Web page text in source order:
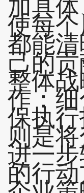
加具体
使每
都能
己的
整体
作：
保执
则是
进一
的行